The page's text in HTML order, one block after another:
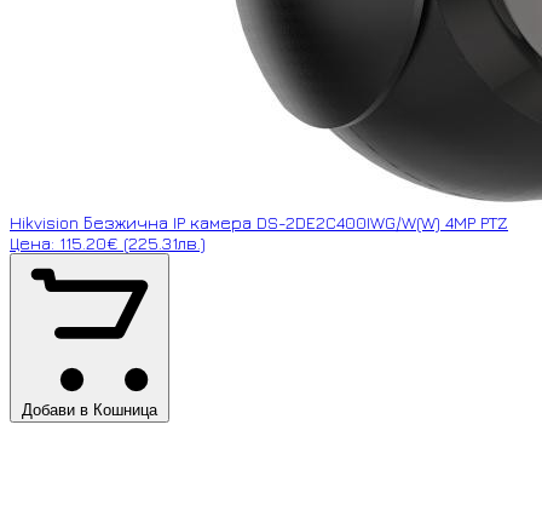
Hikvision Безжична IP камера DS-2DE2C400IWG/W(W) 4MP PTZ
Цена: 115.20€ (225.31лв.)
Добави в Кошница